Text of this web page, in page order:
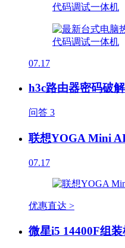
07.17
h3c路由器密码破解
问答 3
联想YOGA Mini
07.17
优惠直达 >
微星i5 14400F组